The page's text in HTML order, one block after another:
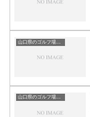
山口県のゴルフ場一覧｜距離が長い・広いゴルフ場ランキング
山口県のゴルフ場一覧｜距離が長い・広いゴルフ場ランキング